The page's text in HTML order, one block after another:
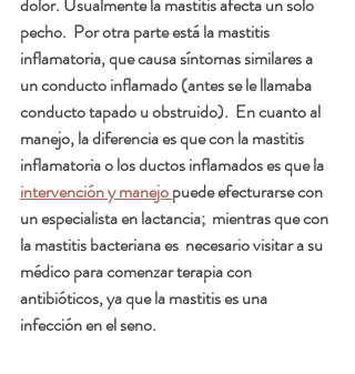
pecho.  Por otra parte está la mastitis
inflamatoria, que causa síntomas similares a
un conducto inflamado (antes se le llamaba
conducto tapado u obstruido).  En cuanto al
manejo, la diferencia es que con la mastitis
inflamatoria o los ductos inflamados es que la
intervención y manejo puede efecturarse con
un especialista en lactancia;  mientras que con
la mastitis bacteriana es  necesario visitar a su
médico para comenzar terapia con
antibióticos, ya que la mastitis es una
infección en el seno.